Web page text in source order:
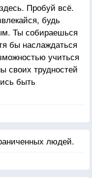
Пробуй всё.
будь
Ты собираешься
бы наслаждаться
учиться
своих трудностей
быть
достойного
людей.